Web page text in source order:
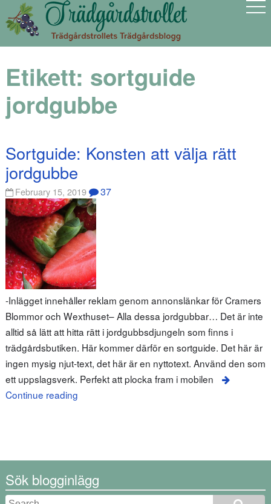
Etikett: sortguide
jordgubbe
Sortguide: Konsten att välja rätt
jordgubbe
February 15, 2019 37
-Inlägget innehåller reklam genom annonslänkar för Cramers
Blommor och Wexthuset– Alla dessa jordgubbar… Det är inte
alltid så lätt att hitta rätt i jordgubbsdjungeln som finns i
trädgårdsbutiken. Här kommer därför en sortguide. Det här är
ingen mysig njut-text, det här är en nyttotext. Använd den som
ett uppslagsverk. Perfekt att plocka fram i mobilen
Continue reading
Sök blogginlägg